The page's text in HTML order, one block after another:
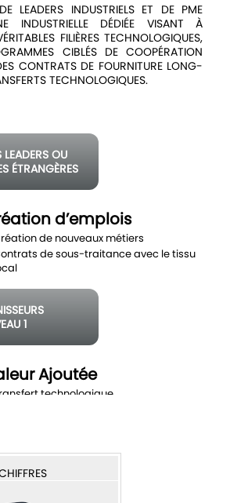
LEADERS INDUSTRIELS ET DE PME
INDUSTRIELLE DÉDIÉE VISANT À
FILIÈRES TECHNOLOGIQUES,
CIBLÉS DE COOPÉRATION
CONTRATS DE FOURNITURE LONG-
TECHNOLOGIQUES.
LEADERS OU
ÉTRANGÈRES
d’emplois
de nouveaux métiers
de sous-traitance avec le tissu
1
emploi
1
Ajoutée
technologique